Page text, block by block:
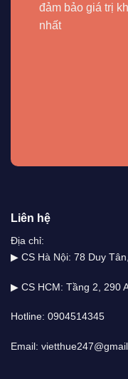
đảm bảo giá trị
nhất
Liên hệ
Địa chỉ:
▶ CS Hà Nội: 78 Duy
▶ CS HCM: Tầng 2, 290
Hotline: 0904514345
Email: